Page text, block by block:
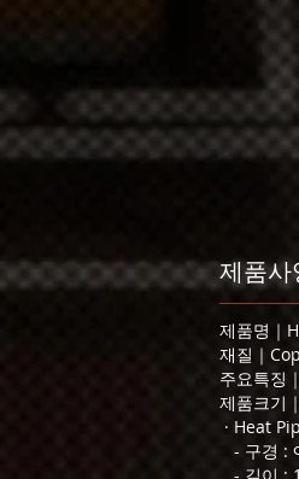
제품사
제품명｜
재질｜
주요특징
제품크기｜
· Heat
- 구경 :